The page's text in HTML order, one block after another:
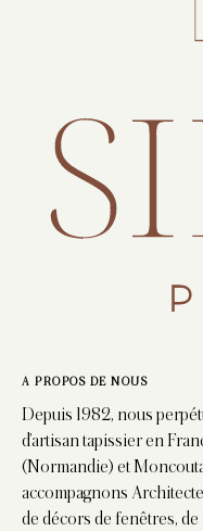
A PROPOS DE NOUS
Depuis 1982, nous
d’artisan tapissier en
(Normandie) et
accompagnons
de décors de fenêtres,